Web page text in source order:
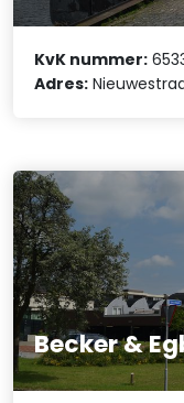
KvK nummer:
Adres:
Becker &